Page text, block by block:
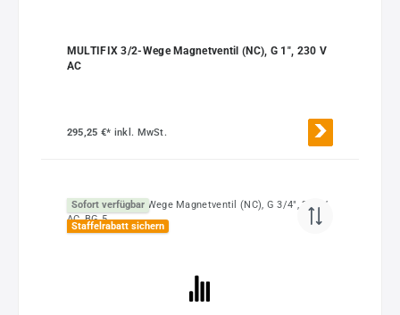
MULTIFIX 3/2-Wege Magnetventil (NC), G 1", 230 V
AC
295,25 €* inkl. MwSt.
Sofort verfügbar
Staffelrabatt sichern